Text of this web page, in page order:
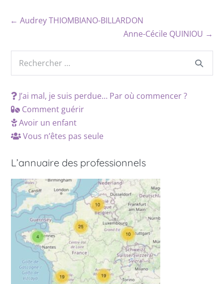
← Audrey THIOMBIANO-BILLARDON
Anne-Cécile QUINIOU →
J’ai mal, je suis perdue… Par où commencer ?
Comment guérir
Avoir un enfant
Vous n’êtes pas seule
L’annuaire des professionnels